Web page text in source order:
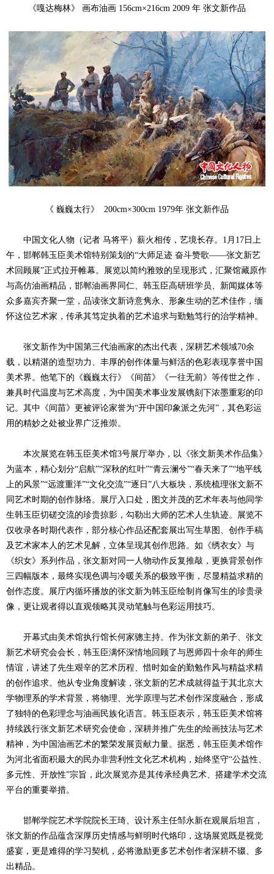
《嘎达梅林》 画布油画 156cm×216cm 2009 年 张文新作品
《 巍巍太行》 200cm×300cm 1979年 张文新作品
中国文化人物（记者 马将平）薪火相传，艺境长存。1月17日上
午，邯郸韩玉臣美术馆特别策划的“大师足迹 奋斗赞歌——张文新艺
术回顾展”正式拉开帷幕。展览以简约雅致的呈现形式，汇聚馆藏原作
与高仿油画精品，邯郸油画界同仁、韩玉臣高研班学员、新闻媒体等
众多嘉宾齐聚一堂，品读张文新诗意隽永、形象生动的艺术佳作，缅
怀这位艺术家，传承其笃定执着的艺术追求与勤勉笃行的治学精神。
张文新作为中国第三代油画家的杰出代表，深耕艺术领域70余
载，以精湛的造型功力、丰厚的创作体量与鲜活的色彩表现享誉中国
美术界。他笔下的《巍巍太行》《间苗》《一往无前》等传世之作，
兼具时代温度与艺术高度，为中国美术事业发展镌刻下浓墨重彩的印
记。其中《间苗》更被评论家誉为“开中国印象派之先河”，其色彩运
用的精妙之处被业界广泛推崇。
本次展览在韩玉臣美术馆3号展厅举办，以《张文新美术作品集》
为蓝本，精心划分“启航”“深秋的红叶”“青云澜兮”“春天来了”“地平线
上的风景”“远渡重洋”“文化交流”“逐日”八大板块，系统梳理张文新不
同艺术时期的创作脉络。展厅入口处，图文并茂的艺术年表与他同学
生韩玉臣切磋交流的珍贵掠影，勾勒出大师的艺术人生轨迹。展览不
仅收录各时期代表作，部分核心作品还配套展出写生草图、创作手稿
及艺术家本人的艺术见解，立体呈现其创作思路。如《绣衣女》与
《织女》系列作品，张文新对同一人物动作反复推敲，更换背景创作
三四幅版本，最终实现色调与冷暖关系的极致平衡，尽显精益求精的
创作态度。展厅内循环播放的张文新为韩玉臣绘制肖像写生的珍贵录
像，更让观者得以直观领略其灵动笔触与色彩运用技巧。
开幕式由美术馆执行馆长何家骢主持。作为张文新的弟子、张文
新艺术研究会会长，韩玉臣满怀深情地回顾了与恩师四十余年的师生
情谊，讲述了先生艰辛的艺术历程、惜时如金的勤勉作风与精益求精
的创作追求。他从专业角度解读，张文新的艺术成就得益于其北京大
学物理系的学术背景，将物理、光学原理与艺术创作深度融合，形成
了独特的色彩理念与油画民族化语言。韩玉臣表示，韩玉臣美术馆将
持续践行张文新艺术研究会使命，深耕并推广先生的绘画技法与艺术
精神，为中国油画艺术的繁荣发展贡献力量。据悉，韩玉臣美术馆作
为河北省面积最大的民办非营利性文化艺术机构，始终坚守“公益性、
多元性、开放性”宗旨，此次展览亦是其传承经典艺术、搭建学术交流
平台的重要举措。
邯郸学院艺术学院院长王琦、设计系主任邹永新在观展后坦言，
张文新的作品蕴含深厚历史情感与鲜明时代烙印，这场展览既是视觉
盛宴，更是难得的学习契机，必将激励更多艺术创作者深耕不辍、多
出精品。